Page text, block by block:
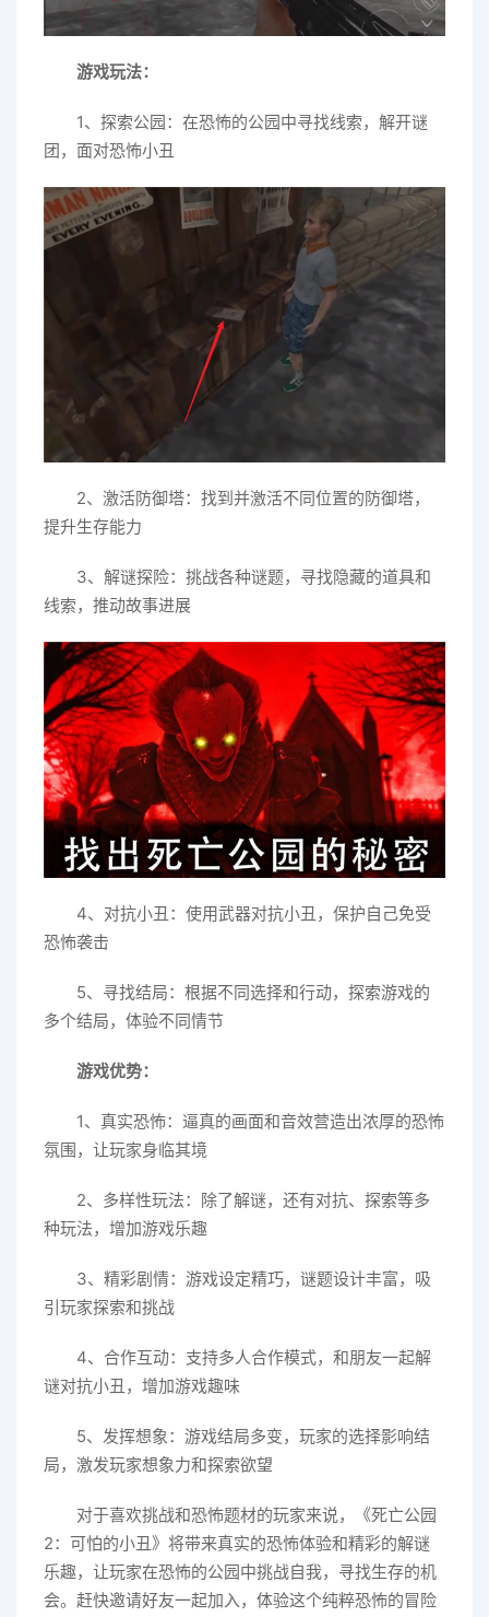
游戏玩法：
1、探索公园：在恐怖的公园中寻找线索，解开谜
团，面对恐怖小丑
2、激活防御塔：找到并激活不同位置的防御塔，
提升生存能力
3、解谜探险：挑战各种谜题，寻找隐藏的道具和
线索，推动故事进展
4、对抗小丑：使用武器对抗小丑，保护自己免受
恐怖袭击
5、寻找结局：根据不同选择和行动，探索游戏的
多个结局，体验不同情节
游戏优势：
1、真实恐怖：逼真的画面和音效营造出浓厚的恐怖
氛围，让玩家身临其境
2、多样性玩法：除了解谜，还有对抗、探索等多
种玩法，增加游戏乐趣
3、精彩剧情：游戏设定精巧，谜题设计丰富，吸
引玩家探索和挑战
4、合作互动：支持多人合作模式，和朋友一起解
谜对抗小丑，增加游戏趣味
5、发挥想象：游戏结局多变，玩家的选择影响结
局，激发玩家想象力和探索欲望
对于喜欢挑战和恐怖题材的玩家来说，《死亡公园
2：可怕的小丑》将带来真实的恐怖体验和精彩的解谜
乐趣，让玩家在恐怖的公园中挑战自我，寻找生存的机
会。赶快邀请好友一起加入，体验这个纯粹恐怖的冒险